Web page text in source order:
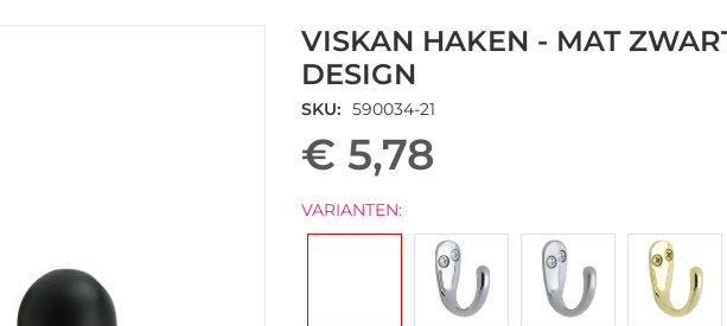
VISKAN HAKEN - MAT
DESIGN
SKU 590034-21
€ 5,78
VARIANTEN: